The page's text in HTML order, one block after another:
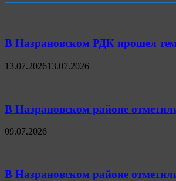
В Назрановском РДК прошел
13.07.202613.07.2026
В Назрановском районе
09.07.2026
В Назрановском районе